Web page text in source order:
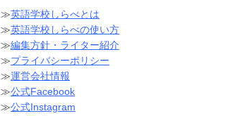
≫英語学校しらべとは
≫英語学校しらべの使い方
≫編集方針・ライター紹介
≫プライバシーポリシー
≫運営会社情報
≫公式Facebook
≫公式Instagram